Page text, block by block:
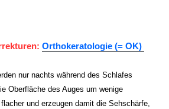
Orthokeratologie (= OK)
nur nachts während des Schlafes
Oberfläche des Auges um wenige
und erzeugen damit die Sehschärfe,